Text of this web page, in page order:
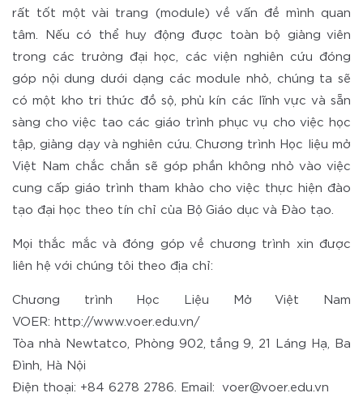
rất tốt một vài trang (module) về vấn đề mình quan
tâm. Nếu có thể huy động được toàn bộ giảng viên
trong các trường đại học, các viện nghiên cứu đóng
góp nội dung dưới dạng các module nhỏ, chúng ta sẽ
có một kho tri thức đồ sộ, phủ kín các lĩnh vực và sẵn
sàng cho việc tao các giáo trình phục vụ cho việc học
tập, giảng dạy và nghiên cứu. Chương trình Học liệu mở
Việt Nam chắc chắn sẽ góp phần không nhỏ vào việc
cung cấp giáo trình tham khảo cho việc thực hiện đào
tạo đại học theo tín chỉ của Bộ Giáo dục và Đào tạo.
Mọi thắc mắc và đóng góp về chương trình xin được
liên hệ với chúng tôi theo địa chỉ:
Chương trình Học Liệu Mở Việt Nam
VOER: http://www.voer.edu.vn/
Tòa nhà Newtatco, Phòng 902, tầng 9, 21 Láng Hạ, Ba
Đình, Hà Nội
Điện thoại: +84 6278 2786. Email: voer@voer.edu.vn